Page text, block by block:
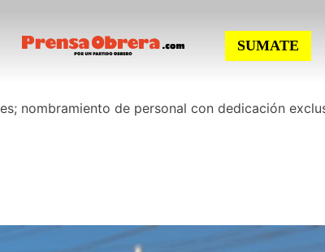
SUMATE
nombramiento de personal con dedicación